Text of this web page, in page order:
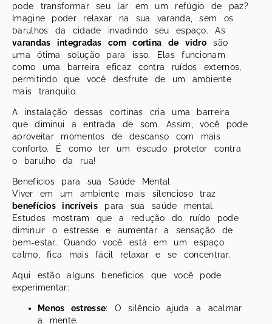
pode transformar seu lar em um refúgio de paz?
Imagine poder relaxar na sua varanda, sem os
barulhos da cidade invadindo seu espaço. As
varandas integradas com cortina de vidro são
uma ótima solução para isso. Elas funcionam
como uma barreira eficaz contra ruídos externos,
permitindo que você desfrute de um ambiente
mais tranquilo.
A instalação dessas cortinas cria uma barreira
que diminui a entrada de som. Assim, você pode
aproveitar momentos de descanso com mais
conforto. É como ter um escudo protetor contra
o barulho da rua!
Benefícios para sua Saúde Mental
Viver em um ambiente mais silencioso traz
benefícios incríveis para sua saúde mental.
Estudos mostram que a redução do ruído pode
diminuir o estresse e aumentar a sensação de
bem-estar. Quando você está em um espaço
calmo, fica mais fácil relaxar e se concentrar.
Aqui estão alguns benefícios que você pode
experimentar:
Menos estresse: O silêncio ajuda a acalmar
a mente.